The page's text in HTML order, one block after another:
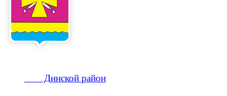
Динской район